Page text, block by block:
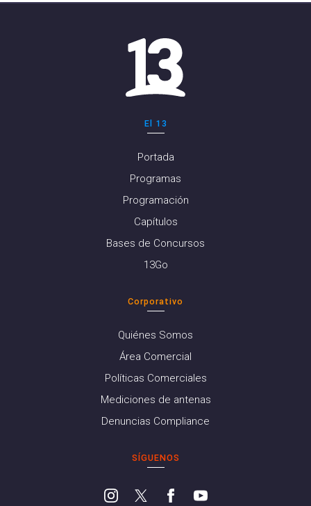
El 13
Portada
Programas
Programación
Capítulos
Bases de Concursos
13Go
Corporativo
Quiénes Somos
Área Comercial
Políticas Comerciales
Mediciones de antenas
Denuncias Compliance
SÍGUENOS